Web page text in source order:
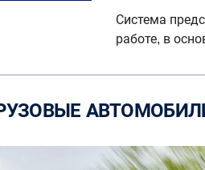
Система
работе, в